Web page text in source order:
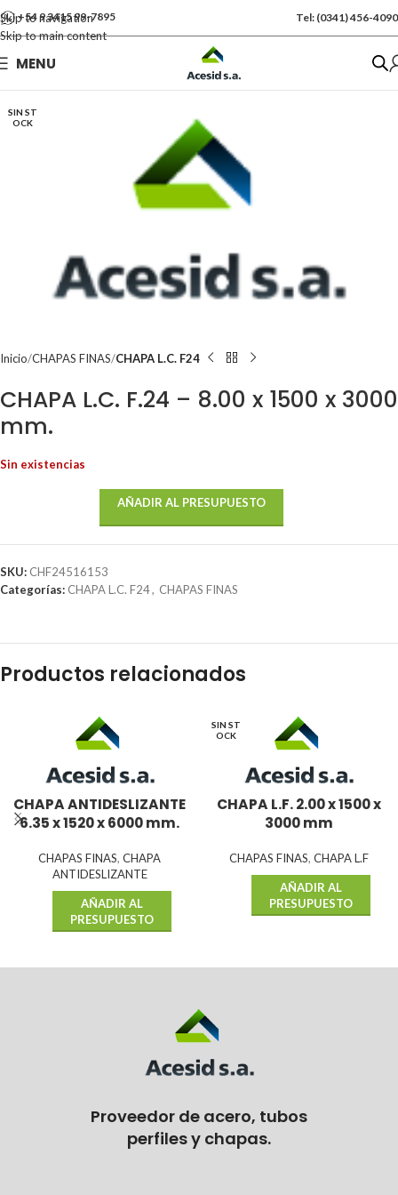
Skip to navigation
Skip to main content
+54 9 3415 99-7895 Tel: (0341) 456-4090
MENU
SIN ST
OCK
Inicio CHAPAS FINAS CHAPA L.C. F24
CHAPA L.C. F.24 – 8.00 x 1500 x 3000
mm.
Se vende por Und
Sin existencias
AÑADIR AL PRESUPUESTO
SKU: CHF24516153
Categorías: CHAPA L.C. F24, CHAPAS FINAS
Productos relacionados
CHAPA ANTIDESLIZANTE
6.35 x 1520 x 6000 mm.
CHAPAS FINAS, CHAPA
ANTIDESLIZANTE
AÑADIR AL
PRESUPUESTO
SIN ST
OCK
CHAPA L.F. 2.00 x 1500 x
3000 mm
CHAPAS FINAS, CHAPA L.F
AÑADIR AL
PRESUPUESTO
Proveedor de acero, tubos
perfiles y chapas.